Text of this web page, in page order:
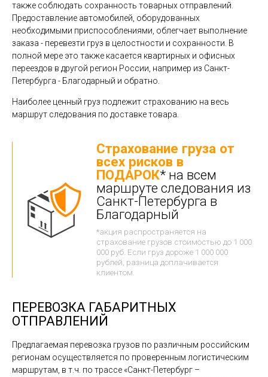
также соблюдать сохранность товарных отправлений.
Предоставление автомобилей, оборудованных
необходимыми приспособлениями, облегчает выполнение
заказа - перевезти груз в целостности и сохранности. В
полной мере это также касается квартирных и офисных
переездов в другой регион России, например из Санкт-
Петербурга - Благодарный и обратно.
Наиболее ценный груз подлежит страхованию на весь
маршрут следования по доставке товара.
Страхование груза от
всех рисков в
ПОДАРОК* на всем
маршруте следования из
Санкт-Петербурга в
Благодарный
*акция распространяется на
страхование грузов стоимостью до 1 000
000 руб. Если груз дороже 1 000 000
рублей, разница доплачивается
клиентом.
ПЕРЕВОЗКА ГАБАРИТНЫХ
ОТПРАВЛЕНИЙ
Предлагаемая перевозка грузов по различным российским
регионам осуществляется по проверенным логистическим
маршрутам, в т.ч. по трассе «Санкт-Петербург –